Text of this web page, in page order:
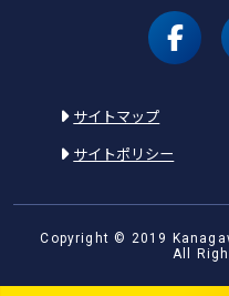
サイトマップ
サイトポリシー
Copyright © 2019
All